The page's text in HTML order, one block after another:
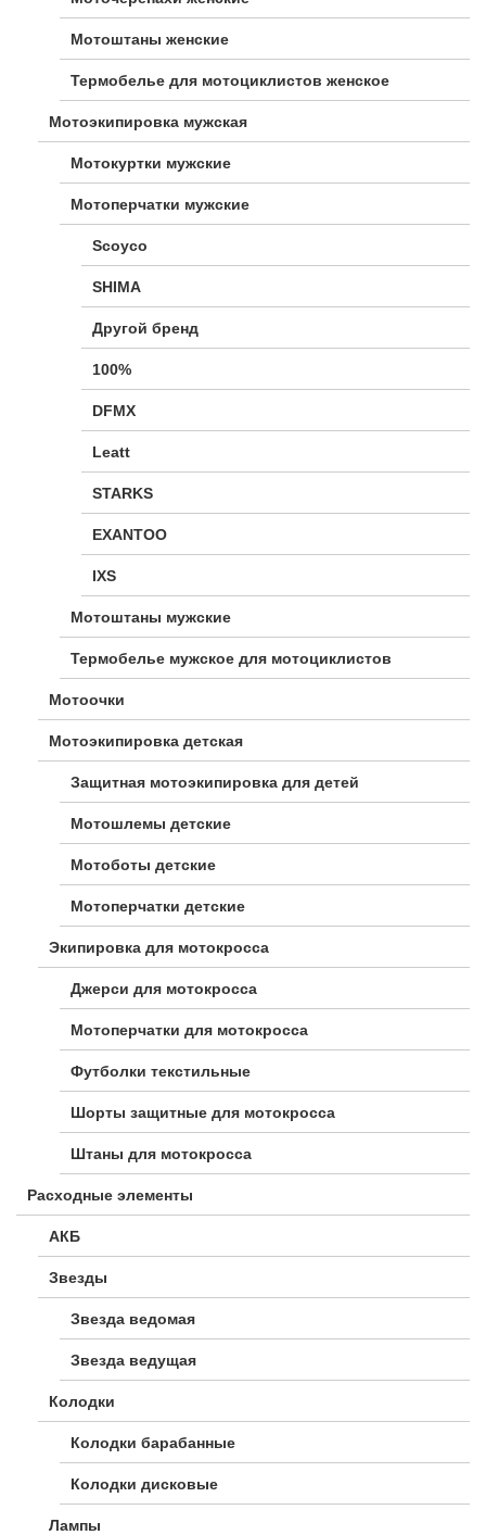
Мотоштаны женские
Термобелье для мотоциклистов женское
Мотоэкипировка мужская
Мотокуртки мужские
Мотоперчатки мужские
Scoyco
SHIMA
Другой бренд
100%
DFMX
Leatt
STARKS
EXANTOO
IXS
Мотоштаны мужские
Термобелье мужское для мотоциклистов
Мотоочки
Мотоэкипировка детская
Защитная мотоэкипировка для детей
Мотошлемы детские
Мотоботы детские
Мотоперчатки детские
Экипировка для мотокросса
Джерси для мотокросса
Мотоперчатки для мотокросса
Футболки текстильные
Шорты защитные для мотокросса
Штаны для мотокросса
Расходные элементы
АКБ
Звезды
Звезда ведомая
Звезда ведущая
Колодки
Колодки барабанные
Колодки дисковые
Лампы